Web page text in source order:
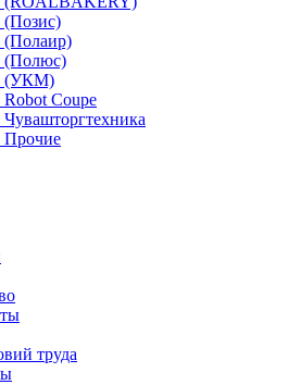
(УКМ)
Coupe
труда